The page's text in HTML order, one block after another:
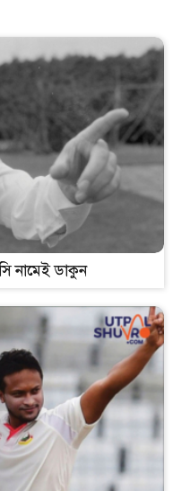
নামেই ডাকুন